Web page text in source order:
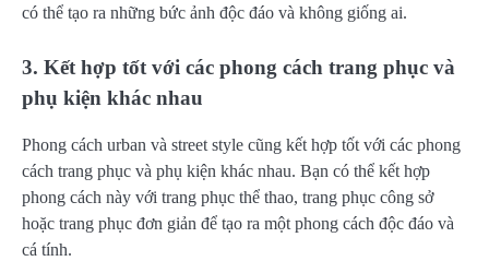
có thể tạo ra những bức ảnh độc đáo và không giống ai.
3. Kết hợp tốt với các phong cách trang phục và
phụ kiện khác nhau
Phong cách urban và street style cũng kết hợp tốt với các phong
cách trang phục và phụ kiện khác nhau. Bạn có thể kết hợp
phong cách này với trang phục thể thao, trang phục công sở
hoặc trang phục đơn giản để tạo ra một phong cách độc đáo và
cá tính.